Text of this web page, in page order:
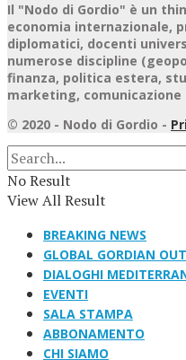
Il "Nodo di Gordio" è un
economia internazionale,
diplomatici, docenti
numerose discipline
finanza, politica estera,
marketing,
© 2020 - Nodo di Gordio -
No Result
View All Result
BREAKING NEWS
GLOBAL GORDIAN
DIALOGHI
EVENTI
SALA STAMPA
ABBONAMENTO
CHI SIAMO